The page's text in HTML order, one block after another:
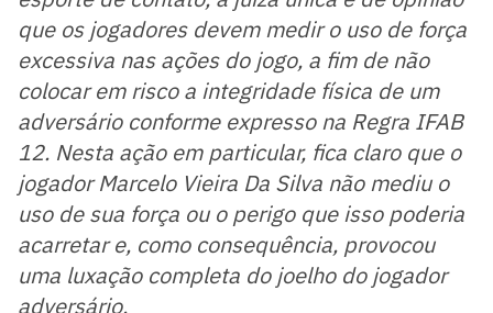
que os jogadores devem medir o uso de força
excessiva nas ações do jogo, a fim de não
colocar em risco a integridade física de um
adversário conforme expresso na Regra IFAB
12. Nesta ação em particular, fica claro que o
jogador Marcelo Vieira Da Silva não mediu o
uso de sua força ou o perigo que isso poderia
acarretar e, como consequência, provocou
uma luxação completa do joelho do jogador
adversário.